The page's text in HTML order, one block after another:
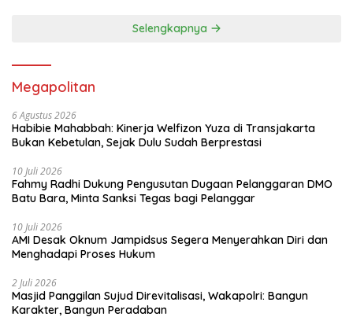
Selengkapnya
Megapolitan
6 Agustus 2026
Habibie Mahabbah: Kinerja Welfizon Yuza di Transjakarta
Bukan Kebetulan, Sejak Dulu Sudah Berprestasi
10 Juli 2026
Fahmy Radhi Dukung Pengusutan Dugaan Pelanggaran DMO
Batu Bara, Minta Sanksi Tegas bagi Pelanggar
10 Juli 2026
AMI Desak Oknum Jampidsus Segera Menyerahkan Diri dan
Menghadapi Proses Hukum
2 Juli 2026
Masjid Panggilan Sujud Direvitalisasi, Wakapolri: Bangun
Karakter, Bangun Peradaban